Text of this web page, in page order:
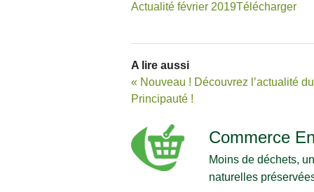
Actualité février 2019Télécharger
A lire aussi
« Nouveau ! Découvrez l’actualité
Principauté !
Commerce
Moins de déchets,
naturelles